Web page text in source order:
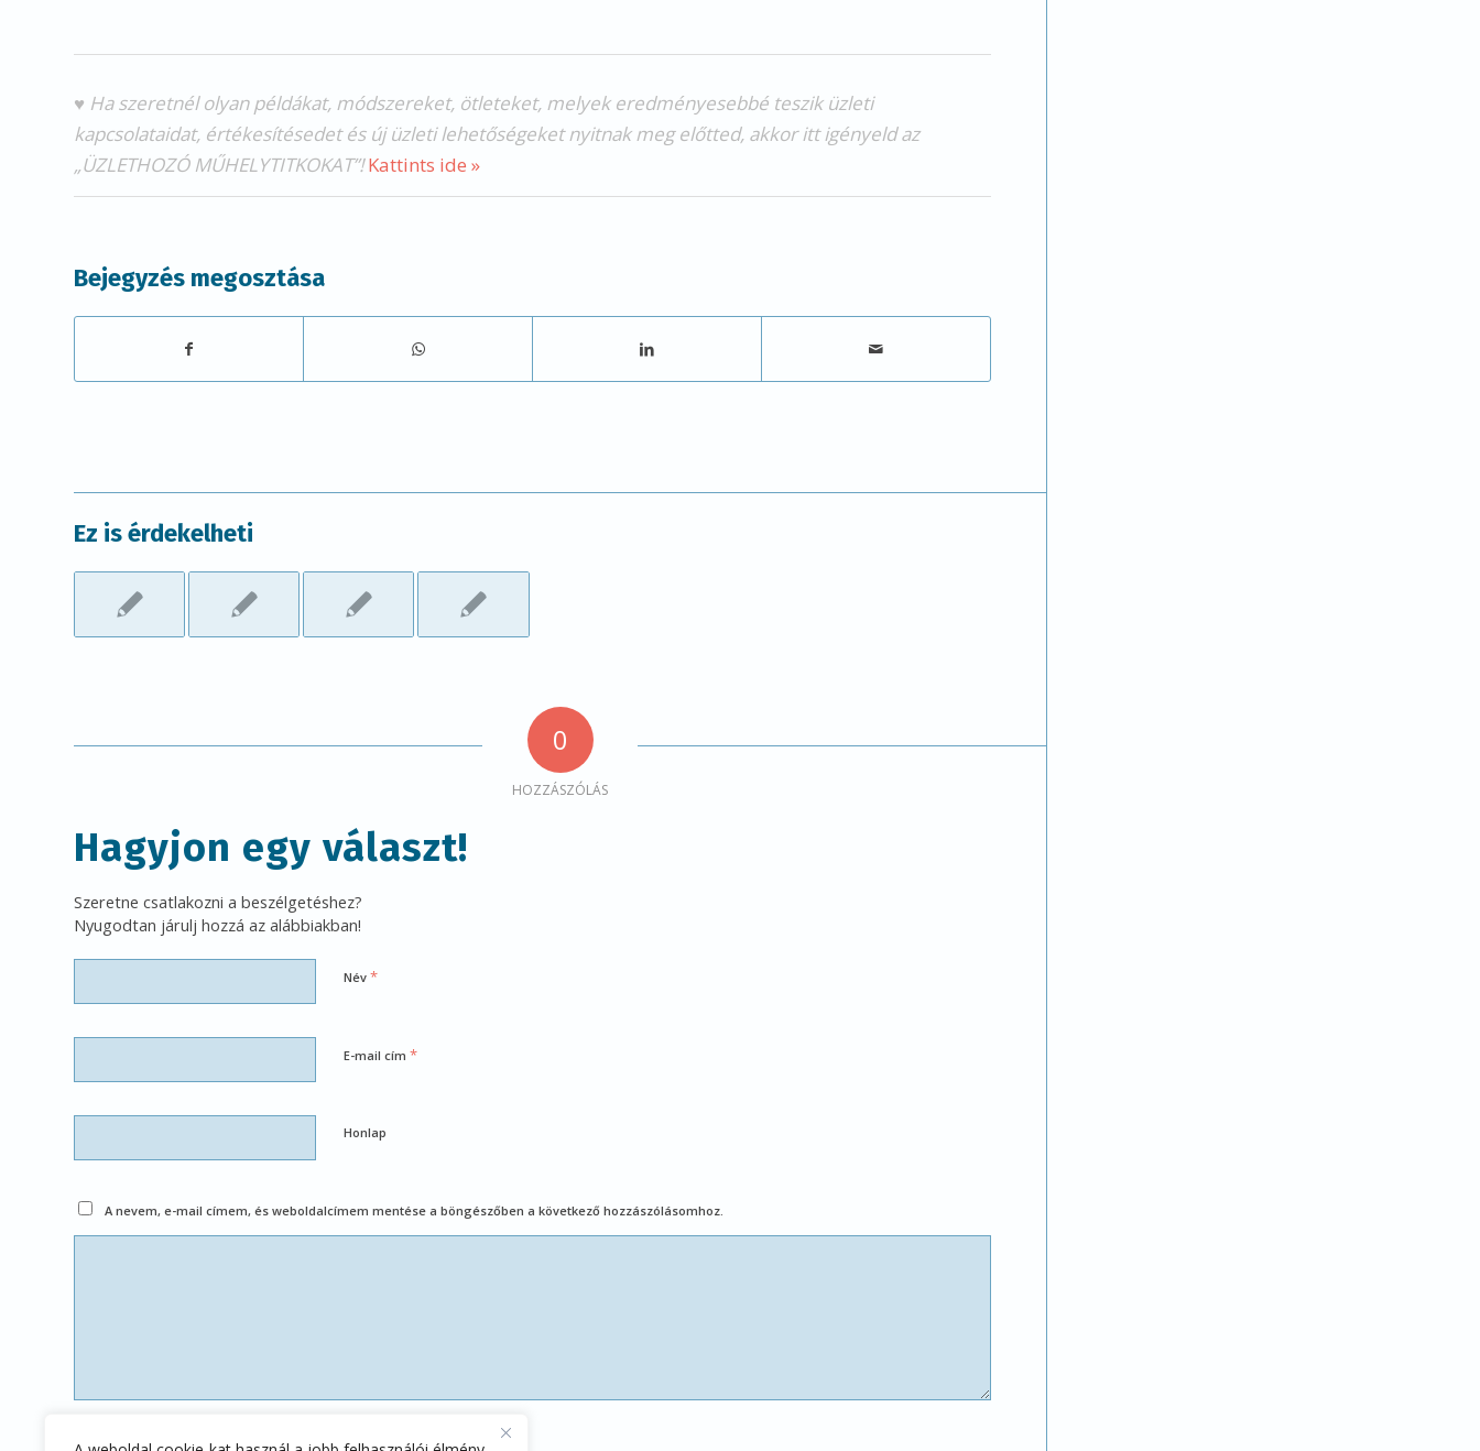
♥ Ha szeretnél olyan példákat, módszereket, ötleteket, melyek eredményesebbé teszik üzleti
kapcsolataidat, értékesítésedet és új üzleti lehetőségeket nyitnak meg előtted, akkor itt igényeld az
„ÜZLETHOZÓ MŰHELYTITKOKAT”! Kattints ide »
Bejegyzés megosztása
Ez is érdekelheti
0
HOZZÁSZÓLÁS
Hagyjon egy választ!
Szeretne csatlakozni a beszélgetéshez?
Nyugodtan járulj hozzá az alábbiakban!
Név *
E-mail cím *
Honlap
A nevem, e-mail címem, és weboldalcímem mentése a böngészőben a következő hozzászólásomhoz.